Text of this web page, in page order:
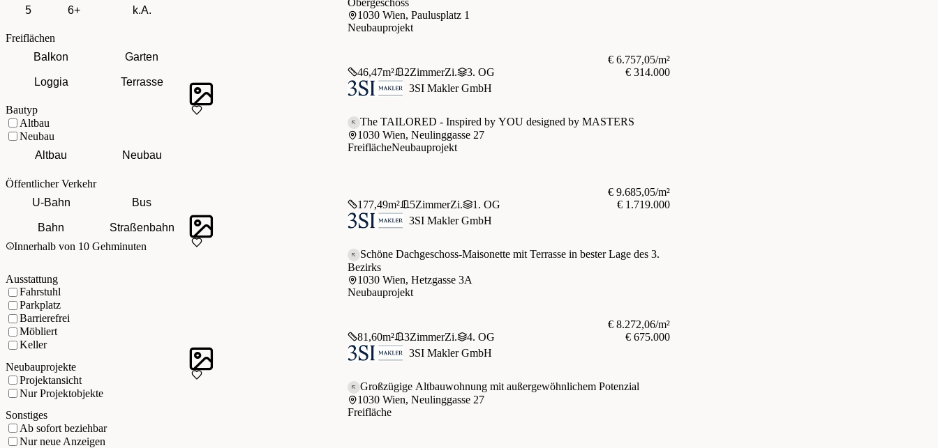
5 6+ k.A.
Freiflächen
Balkon
Garten
Loggia Terrasse
Bautyp
Altbau
Neubau
Altbau
Neubau
Öffentlicher Verkehr
U-Bahn
Bus
Bahn
Straßenbahn
Innerhalb von 10 Gehminuten
Ausstattung
Fahrstuhl
Parkplatz
Barrierefrei
Möbliert
Keller
Neubauprojekte
Projektansicht
Nur Projektobjekte
Sonstiges
Ab sofort beziehbar
Nur neue Anzeigen
Obergeschoss
1030 Wien, Paulusplatz 1
Neubauprojekt
46,47m² 2ZimmerZi. 3. OG
€ 6.757,05/m²
€ 314.000
The TAILORED - Inspired by YOU designed by MASTERS
1030 Wien, Neulinggasse 27
FreiflächeNeubauprojekt
177,49m² 5ZimmerZi. 1. OG
€ 9.685,05/m²
€ 1.719.000
3SI Makler GmbH
Schöne Dachgeschoss-Maisonette mit Terrasse in bester Lage des 3.
Bezirks
1030 Wien, Hetzgasse 3A
Neubauprojekt
81,60m² 3ZimmerZi. 4. OG
€ 8.272,06/m²
€ 675.000
3SI Makler GmbH
Großzügige Altbauwohnung mit außergewöhnlichem Potenzial
1030 Wien, Neulinggasse 27
Freifläche
3SI Makler GmbH